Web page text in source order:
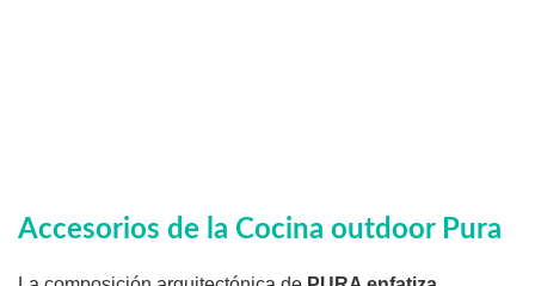
Accesorios de la Cocina outdoor Pura